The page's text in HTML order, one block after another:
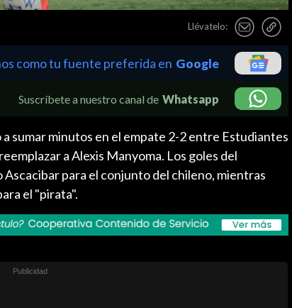
Llévatelo:
como tu fuente preferida en Google
Suscríbete a nuestro canal de Whatsapp
sumar minutos en el empate 2-2 entre Estudiantes
a Alexis Manyoma. Los goles del
para el conjunto del chileno, mientras
el "pirata".